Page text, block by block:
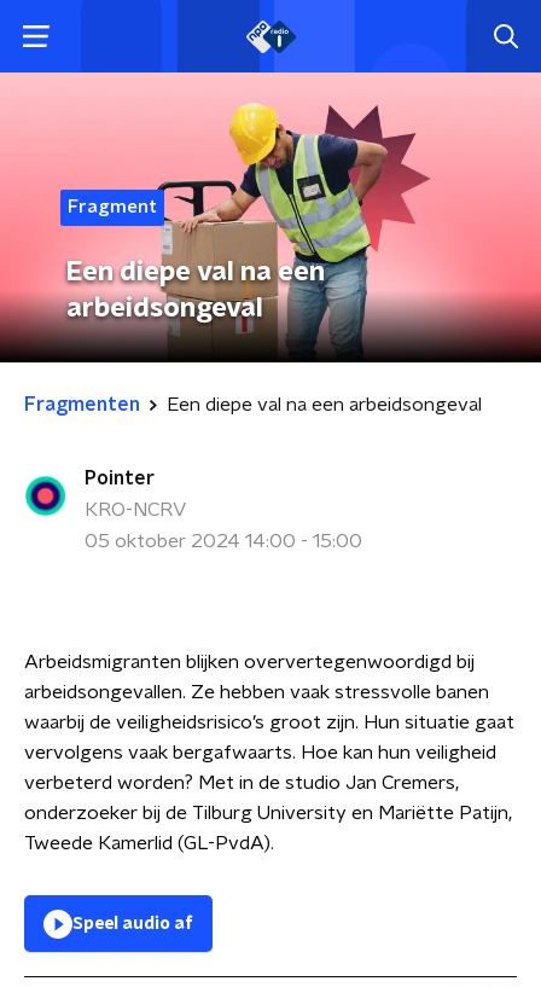
Fragment
Een diepe val na een
arbeidsongeval
Fragmenten Een diepe val na een arbeidsongeval
Pointer
KRO-NCRV
05 oktober 2024 14:00 - 15:00
Arbeidsmigranten blijken oververtegenwoordigd bij
arbeidsongevallen. Ze hebben vaak stressvolle banen
waarbij de veiligheidsrisico’s groot zijn. Hun situatie gaat
vervolgens vaak bergafwaarts. Hoe kan hun veiligheid
verbeterd worden? Met in de studio Jan Cremers,
onderzoeker bij de Tilburg University en Mariëtte Patijn,
Tweede Kamerlid (GL-PvdA).
Speel audio af